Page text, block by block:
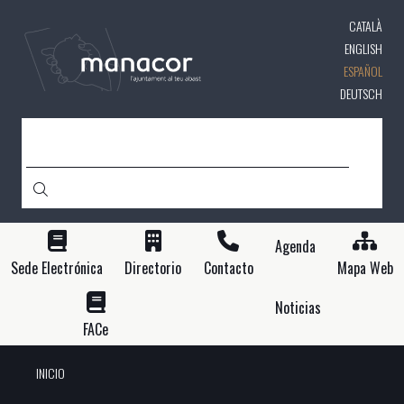
contenido
principal
CATALÀ
ENGLISH
ESPAÑOL
DEUTSCH
Sede Electrónica Directorio Contacto
Agenda
Mapa Web
FACe
Noticias
INICIO